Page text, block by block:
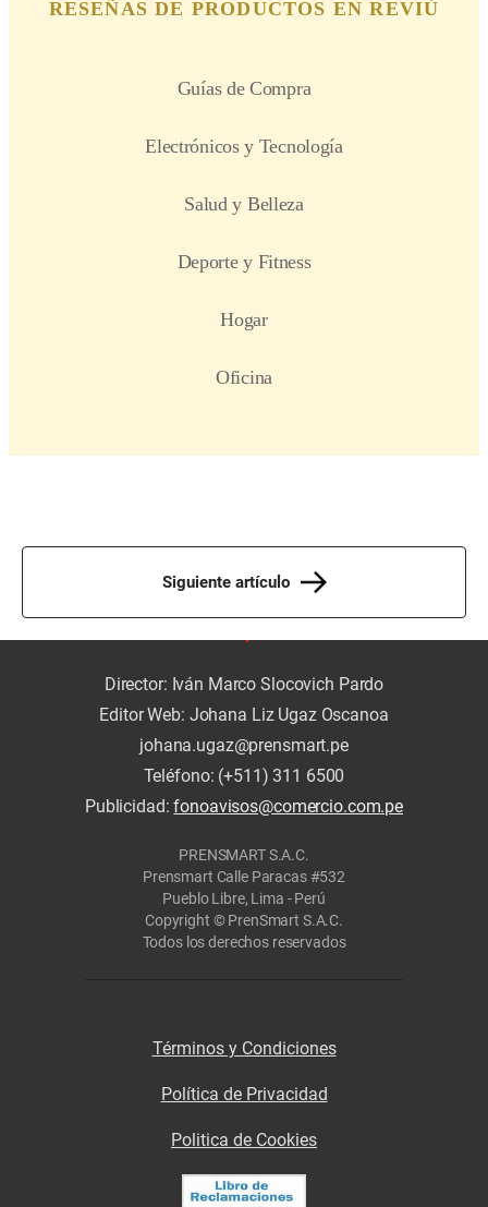
Siguiente artículo
Director: Iván Marco Slocovich Pardo
Editor Web: Johana Liz Ugaz Oscanoa
johana.ugaz@prensmart.pe
Teléfono: (+511) 311 6500
Publicidad:fonoavisos@comercio.com.pe
PRENSMART S.A.C.
Prensmart Calle Paracas #532
Pueblo Libre, Lima - Perú
Copyright © PrenSmart S.A.C.
Todos los derechos reservados
Términos y Condiciones
Política de Privacidad
Politica de Cookies